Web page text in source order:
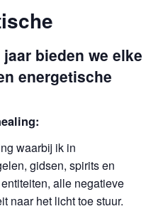
bieden we elke
energetische
waarbij ik in
gidsen, spirits en
alle negatieve
naar het licht toe stuur.